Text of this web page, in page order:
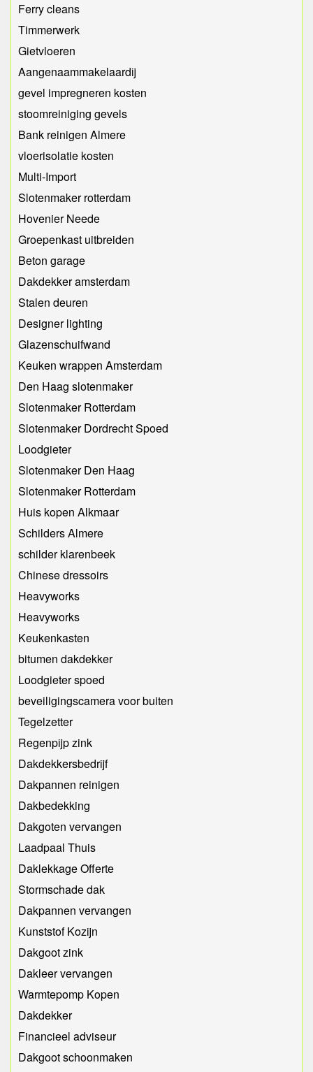
Ferry cleans
Timmerwerk
Gietvloeren
Aangenaammakelaardij
gevel impregneren kosten
stoomreiniging gevels
Bank reinigen Almere
vloerisolatie kosten
Multi-Import
Slotenmaker rotterdam
Hovenier Neede
Groepenkast uitbreiden
Beton garage
Dakdekker amsterdam
Stalen deuren
Designer lighting
Glazenschuifwand
Keuken wrappen Amsterdam
Den Haag slotenmaker
Slotenmaker Rotterdam
Slotenmaker Dordrecht Spoed
Loodgieter
Slotenmaker Den Haag
Slotenmaker Rotterdam
Huis kopen Alkmaar
Schilders Almere
schilder klarenbeek
Chinese dressoirs
Heavyworks
Heavyworks
Keukenkasten
bitumen dakdekker
Loodgieter spoed
beveiligingscamera voor buiten
Tegelzetter
Regenpijp zink
Dakdekkersbedrijf
Dakpannen reinigen
Dakbedekking
Dakgoten vervangen
Laadpaal Thuis
Daklekkage Offerte
Stormschade dak
Dakpannen vervangen
Kunststof Kozijn
Dakgoot zink
Dakleer vervangen
Warmtepomp Kopen
Dakdekker
Financieel adviseur
Dakgoot schoonmaken